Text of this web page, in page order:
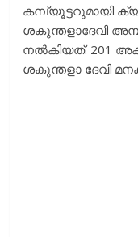
കമ്പ്യൂട്ടറുമായി
ശകുന്തളാദേവി
നൽകിയത്. 201
ശകുന്തളാ ദേവി